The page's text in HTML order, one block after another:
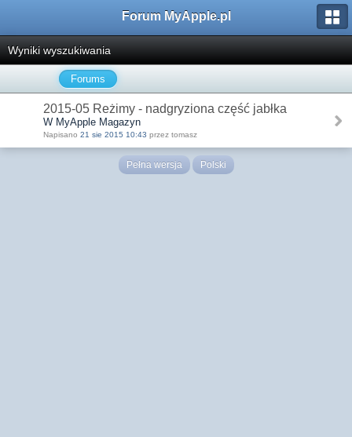
Forum MyApple.pl
Wyniki wyszukiwania
Forums
2015-05 Reżimy - nadgryziona część jabłka
W MyApple Magazyn
Napisano 21 sie 2015 10:43 przez tomasz
Pełna wersja Polski